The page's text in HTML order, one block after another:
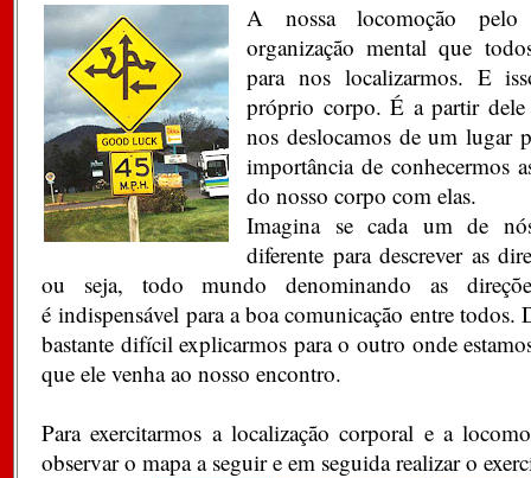
A nossa locomoção pelo
organização mental que
para nos localizarmos. E
próprio corpo. É a partir dele
nos deslocamos de um lugar
importância de conhecermos
do nosso corpo com elas.
Imagina se cada um de
diferente para descrever as
ou seja, todo mundo denominando as
é indispensável para a boa comunicação entre todos.
bastante difícil explicarmos para o outro onde
que ele venha ao nosso encontro.
Para exercitarmos a localização corporal e a
observar o mapa a seguir e em seguida realizar o